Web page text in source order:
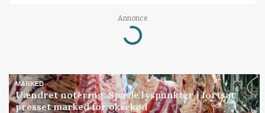
Annonce
Loading...
MARKED
Uændret notering: Spæde lyspunkter i fortsat
presset marked for oksekød